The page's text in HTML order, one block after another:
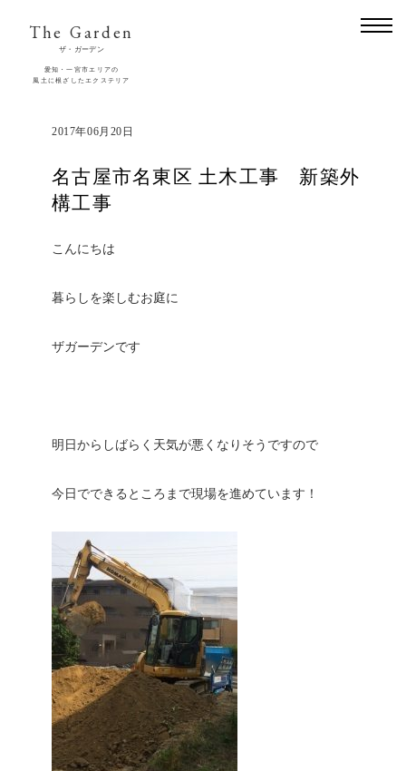
The Garden
ザ・ガーデン
愛知・一宮市エリアの
風土に根ざしたエクステリア
2017年06月20日
名古屋市名東区 土木工事 新築外
構工事
こんにちは
暮らしを楽しむお庭に
ザガーデンです
明日からしばらく天気が悪くなりそうですので
今日でできるところまで現場を進めています！